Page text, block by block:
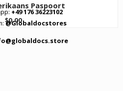
Paspoort
$0.00
+49 176 36223102
@Globaldocstores